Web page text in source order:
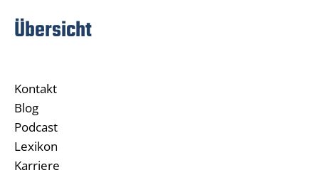
Übersicht
Kontakt
Blog
Podcast
Lexikon
Karriere